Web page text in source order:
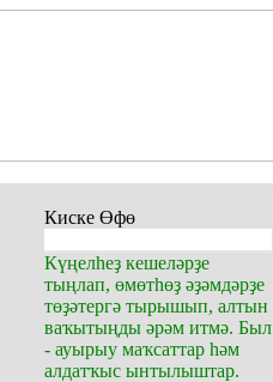
Киске Өфө
Күңелһеҙ кешеләрҙе
тыңлап, өмөтһөҙ әҙәмдәрҙе
төҙәтергә тырышып, алтын
ваҡытыңды әрәм итмә. Был
- ауырыу маҡсаттар һәм
алдатҡыс ынтылыштар.